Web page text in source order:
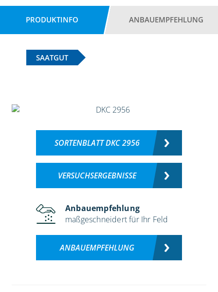
PRODUKTINFO ANBAUEMPFEHLUNG
SAATGUT
SORTENBLATT DKC 2956
VERSUCHSERGEBNISSE
Anbauempfehlung
maßgeschneidert für Ihr Feld
ANBAUEMPFEHLUNG